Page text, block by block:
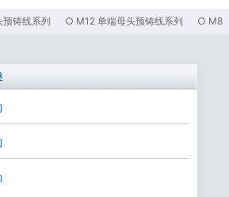
预铸线系列 ○ M12 单端母头预铸线系列 ○ M8